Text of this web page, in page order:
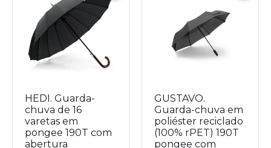
HEDI. Guarda-
chuva de 16
varetas em
pongee 190T com
abertura
GUSTAVO.
Guarda-chuva em
poliéster reciclado
(100% rPET) 190T
pongee com